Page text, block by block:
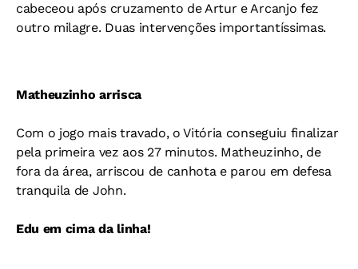
cabeceou após cruzamento de Artur e Arcanjo fez
outro milagre. Duas intervenções importantíssimas.
Matheuzinho arrisca
Com o jogo mais travado, o Vitória conseguiu finalizar
pela primeira vez aos 27 minutos. Matheuzinho, de
fora da área, arriscou de canhota e parou em defesa
tranquila de John.
Edu em cima da linha!